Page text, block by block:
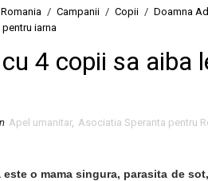
/ Campanii / Copii / Doamna
iarna
4 copii sa aiba
Apel umanitar, Asociatia Speranta pentru
este o mama singura, parasita de